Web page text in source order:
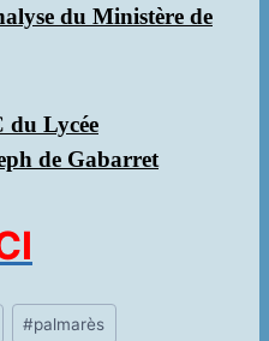
du Ministère de
du Lycée
de Gabarret
#palmarès